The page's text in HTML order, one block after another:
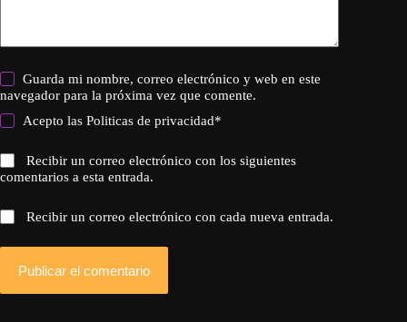
Guarda mi nombre, correo electrónico y web en este
navegador para la próxima vez que comente.
Acepto lasPoliticas de privacidad*
Recibir un correo electrónico con los siguientes
comentarios a esta entrada.
Recibir un correo electrónico con cada nueva entrada.
Publicar el comentario